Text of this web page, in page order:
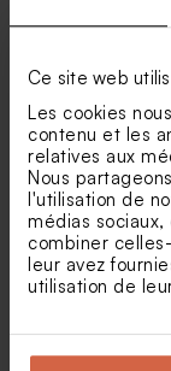
Ce site web
Les cookies
contenu et les
relatives aux
Nous
l'utilisation de
médias
combiner
leur avez
utilisation de
Sticker
bohème